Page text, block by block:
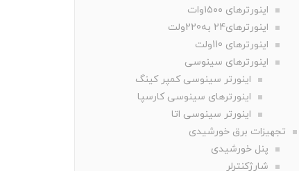
اینورترهای ۱۵۰۰وات
اینورترهای24 به220ولت
اینورترهای 110ولت
اینورترهای سینوسی
اینورتر سینوسی کمپر کینگ
اینورترهای سینوسی کارسپا
اینورتر سینوسی اتا
تجهیزات برق خورشیدی
پنل خورشیدی
شارژکنترلر